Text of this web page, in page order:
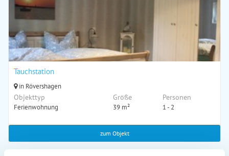
Tauchstation
in Rövershagen
Objekttyp
Ferienwohnung
Größe
39 m²
Personen
1 - 2
zum Objekt